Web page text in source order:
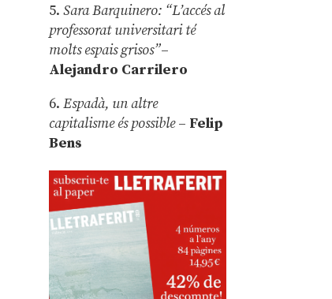
5.Sara Barquinero: “L’accés al
professorat universitari té
molts espais grisos”–
Alejandro Carrilero
6.Espadà, un altre
capitalisme és possible – Felip
Bens